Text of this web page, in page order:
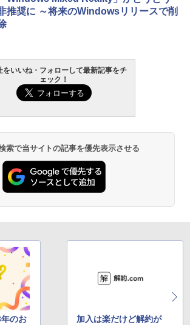
ンチディスプレイ、色調調節ライト、12
週間持続バッテリー、広告なし、ブラッ
Amazon Kindle - 目に優しい、かさばら
ない、大きな画面で読みやすい、6週間持
続バッテリー、6インチディスプレイ電子
￥19,980
Kindle Paperwhite シグニチャーエディ
ション (32GB) 7インチディスプレイ、明
￥32,980
Amazon Kindle Colorsoft | 16GBストレ
ージ、防水、7インチカラーディスプレ
イ、色調調節ライト、最大8週間持続バッ
テリー、広告無し、ブラック (2025年発
売)
推奨に ～将来のWindowsリリースで削
をいいね・フォローして最新記事をチ
ェック！
索で当サイトの記事を優先表示させる
のお
加入は楽だけど解約が